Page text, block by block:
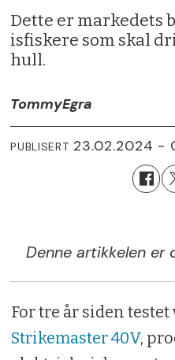
Dette er markedets
isfiskere som skal
hull.
TommyEgra
PUBLISERT 23.02.2024 -
Denne artikkelen er
For tre år siden
Strikemaster 40V,